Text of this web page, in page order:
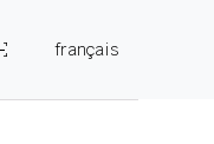
français